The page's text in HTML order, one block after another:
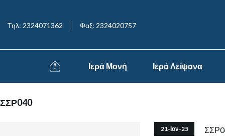
Τηλ: 2324071362 Φαξ: 2324020757
Ιερά Μονή Ιερά Λείψανα
ΣΣΡ040
21-Ιαν-25